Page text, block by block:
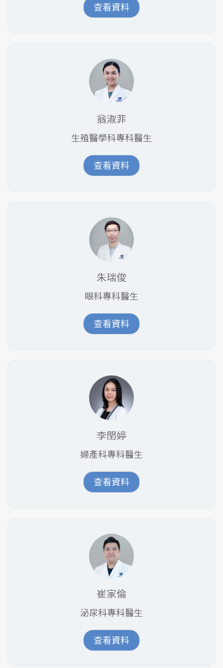
查看資料
翁淑菲
生殖醫學科專科醫生
查看資料
朱瑞俊
眼科專科醫生
查看資料
李閏婷
婦產科專科醫生
查看資料
崔家倫
泌尿科專科醫生
查看資料